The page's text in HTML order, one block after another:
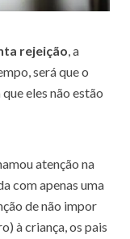
rejeição, a
será que o
eles não estão
atenção na
com apenas uma
de não impor
à criança, os pais